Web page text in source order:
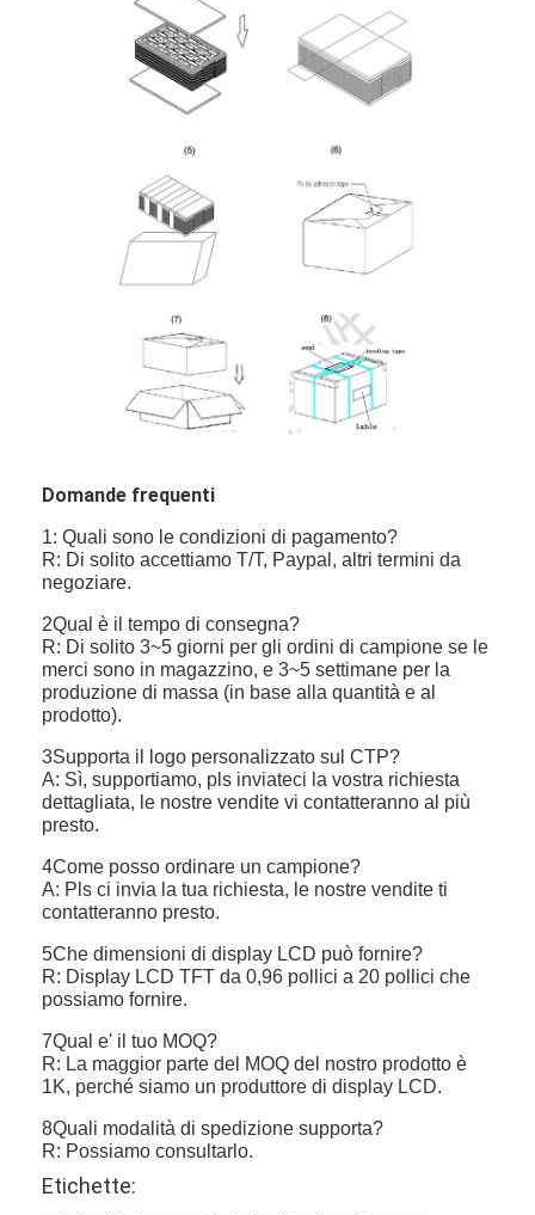
Domande frequenti
1: Quali sono le condizioni di pagamento?
R: Di solito accettiamo T/T, Paypal, altri termini da
negoziare.
2Qual è il tempo di consegna?
R: Di solito 3~5 giorni per gli ordini di campione se le
merci sono in magazzino, e 3~5 settimane per la
produzione di massa (in base alla quantità e al
prodotto).
3Supporta il logo personalizzato sul CTP?
A: Sì, supportiamo, pls inviateci la vostra richiesta
dettagliata, le nostre vendite vi contatteranno al più
presto.
4Come posso ordinare un campione?
A: Pls ci invia la tua richiesta, le nostre vendite ti
contatteranno presto.
5Che dimensioni di display LCD può fornire?
R: Display LCD TFT da 0,96 pollici a 20 pollici che
possiamo fornire.
7Qual e' il tuo MOQ?
R: La maggior parte del MOQ del nostro prodotto è
1K, perché siamo un produttore di display LCD.
8Quali modalità di spedizione supporta?
R: Possiamo consultarlo.
Etichette: